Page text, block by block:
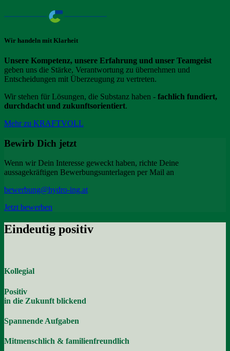
Wir handeln mit Klarheit
Unsere Kompetenz, unsere Erfahrung und unser Teamgeist
geben uns die Stärke, Verantwortung zu übernehmen und
Entscheidungen mit Überzeugung zu vertreten.
Wir stehen für Lösungen, die Substanz haben - fachlich fundiert,
durchdacht und zukunftsorientiert.
Mehr zu KRAFTVOLL
Bewirb Dich jetzt
Wenn wir Dein Interesse geweckt haben, richte Deine
aussagekräftigen Bewerbungsunterlagen per Mail an
bewerbung@hydro-ing.at
Jetzt bewerben
Eindeutig positiv
Kollegial
Positiv
in die Zukunft blickend
Spannende Aufgaben
Mitmenschlich & familienfreundlich